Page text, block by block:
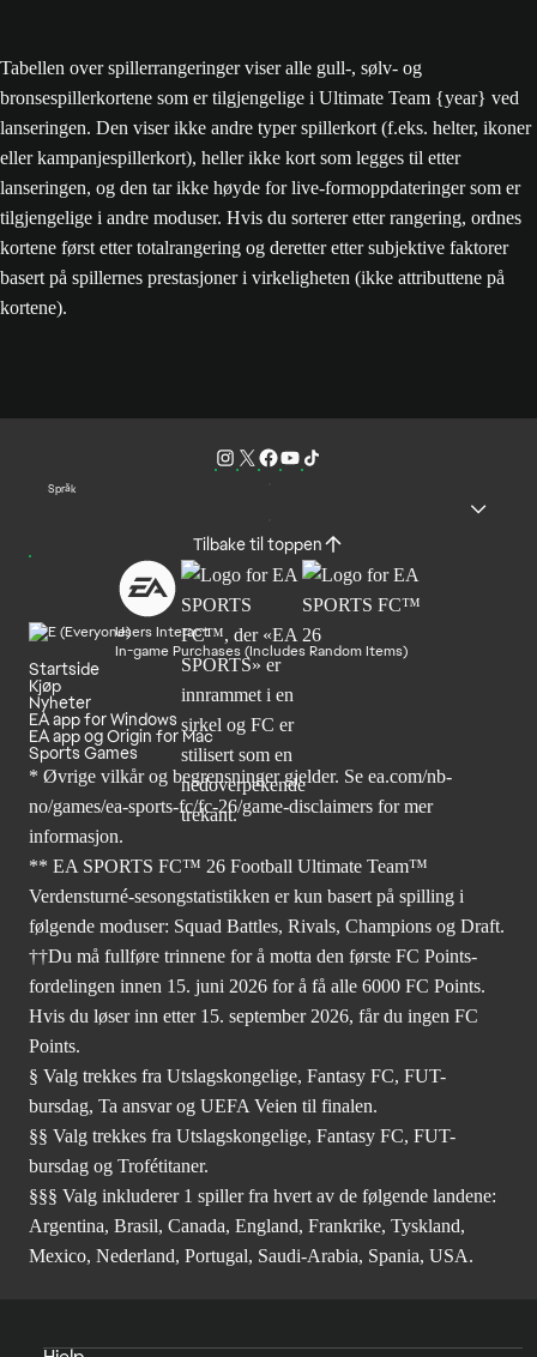
Tabellen over spillerrangeringer viser alle gull-, sølv- og
bronsespillerkortene som er tilgjengelige i Ultimate Team {year} ved
lanseringen. Den viser ikke andre typer spillerkort (f.eks. helter, ikoner
eller kampanjespillerkort), heller ikke kort som legges til etter
lanseringen, og den tar ikke høyde for live-formoppdateringer som er
tilgjengelige i andre moduser. Hvis du sorterer etter rangering, ordnes
kortene først etter totalrangering og deretter etter subjektive faktorer
basert på spillernes prestasjoner i virkeligheten (ikke attributtene på
kortene).
Språk
Tilbake til toppen
Users Interact
In-game Purchases (Includes Random Items)
Startside
Kjøp
Nyheter
EA app for Windows
EA app og Origin for Mac
Sports Games
* Øvrige vilkår og begrensninger gjelder. Se ea.com/nb-
no/games/ea-sports-fc/fc-26/game-disclaimers for mer
informasjon.
** EA SPORTS FC™ 26 Football Ultimate Team™
Verdensturné-sesongstatistikken er kun basert på spilling i
følgende moduser: Squad Battles, Rivals, Champions og Draft.
††Du må fullføre trinnene for å motta den første FC Points-
fordelingen innen 15. juni 2026 for å få alle 6000 FC Points.
Hvis du løser inn etter 15. september 2026, får du ingen FC
Points.
§ Valg trekkes fra Utslagskongelige, Fantasy FC, FUT-
bursdag, Ta ansvar og UEFA Veien til finalen.
§§ Valg trekkes fra Utslagskongelige, Fantasy FC, FUT-
bursdag og Trofétitaner.
§§§ Valg inkluderer 1 spiller fra hvert av de følgende landene:
Argentina, Brasil, Canada, England, Frankrike, Tyskland,
Mexico, Nederland, Portugal, Saudi-Arabia, Spania, USA.